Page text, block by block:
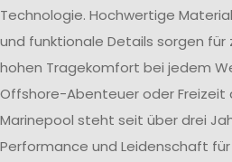
Technologie. Hochwertige
und funktionale Details sorgen für
hohen Tragekomfort bei jedem
Offshore-Abenteuer oder Freizeit
Marinepool steht seit über drei
Performance und Leidenschaft